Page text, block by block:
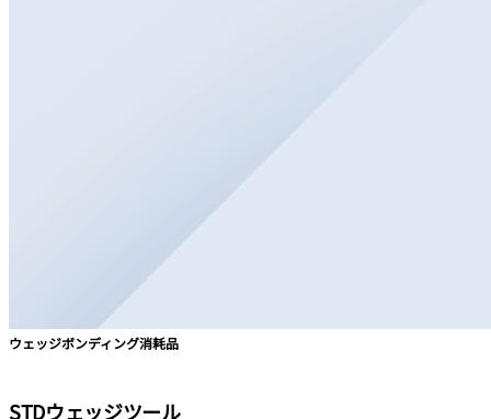
ウェッジボンディング消耗品
STDウェッジツール